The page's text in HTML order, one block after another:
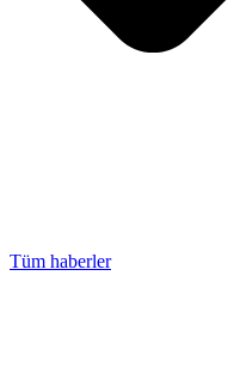
Tüm haberler